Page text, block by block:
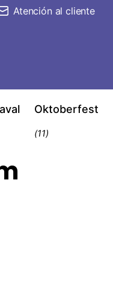
Atención al cliente
Oktoberfest
(11)